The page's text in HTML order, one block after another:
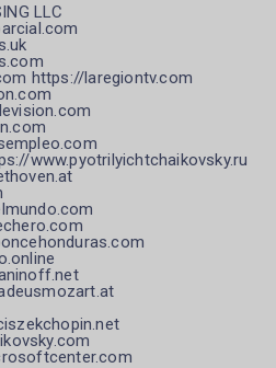
LLC
https://laregiontv.com
www.pyotrilyichtchaikovsky.ru